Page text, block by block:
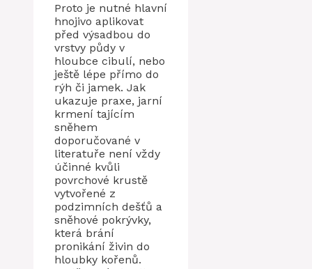
Proto je nutné hlavní
hnojivo aplikovat
před výsadbou do
vrstvy půdy v
hloubce cibulí, nebo
ještě lépe přímo do
rýh či jamek. Jak
ukazuje praxe, jarní
krmení tajícím
sněhem
doporučované v
literatuře není vždy
účinné kvůli
povrchové krustě
vytvořené z
podzimních dešťů a
sněhové pokrývky,
která brání
pronikání živin do
hloubky kořenů.